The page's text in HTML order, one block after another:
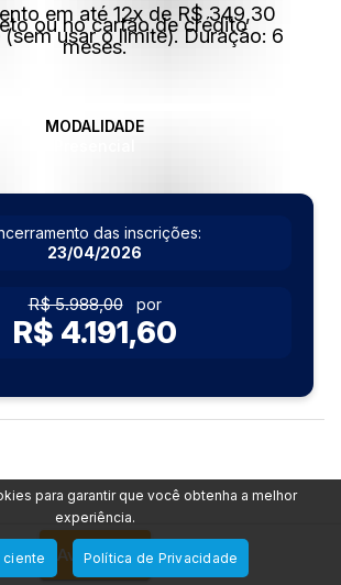
em até 12x de R$ 349,30
ou no cartão de crédito
usar o limite). Duração: 6
meses.
MODALIDADE
das inscrições:
23/04/2026
R$ 5.988,00por
R$ 4.191,60
Avise-me
para garantir que você obtenha a melhor
experiência.
ciente Política de Privacidade